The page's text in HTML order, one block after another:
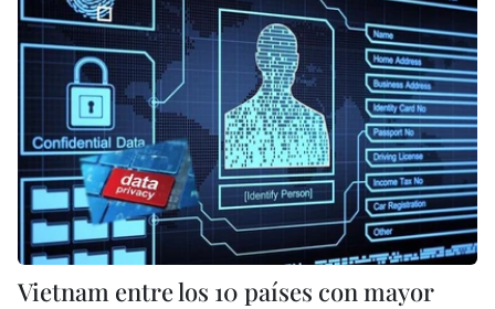
Vietnam entre los 10 países con mayor